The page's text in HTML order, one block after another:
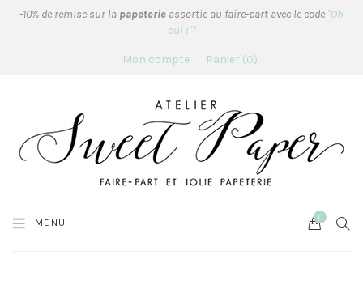
-10% de remise sur la papeterie assortie au faire-part avec le code "Oh
oui !"*
Mon compte Panier 0
MENU Cart
0